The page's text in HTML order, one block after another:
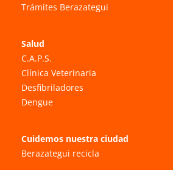
Trámites Berazategui
Salud
C.A.P.S.
Clínica Veterinaria
Desfibriladores
Dengue
Cuidemos nuestra ciudad
Berazategui recicla